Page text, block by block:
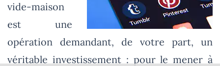
vide-maison
est une
opération demandant, de votre part, un
véritable investissement : pour le mener à